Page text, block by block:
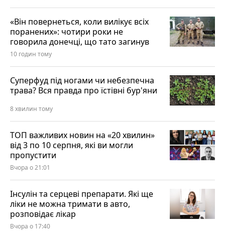
«Він повернеться, коли вилікує всіх
поранених»: чотири роки не
говорила донечці, що тато загинув
10 годин тому
Суперфуд під ногами чи небезпечна
трава? Вся правда про їстівні бур'яни
8 хвилин тому
ТОП важливих новин на «20 хвилин»
від 3 по 10 серпня, які ви могли
пропустити
Вчора о 21:01
Інсулін та серцеві препарати. Які ще
ліки не можна тримати в авто,
розповідає лікар
Вчора о 17:40